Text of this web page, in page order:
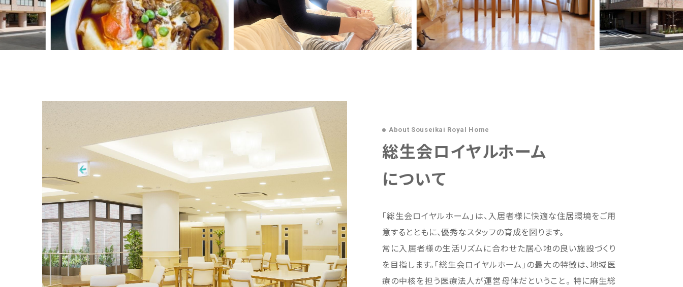
About Souseikai Royal Home
総生会ロイヤルホーム
について
｢総生会ロイヤルホーム｣は、入居者様に快適な住居環境をご用
意するとともに、優秀なスタッフの育成を図ります。
常に入居者様の生活リズムに合わせた居心地の良い施設づくり
を目指します。｢総生会ロイヤルホーム｣の最大の特徴は、地域医
療の中核を担う医療法人が運営母体だということ。 特に麻生総